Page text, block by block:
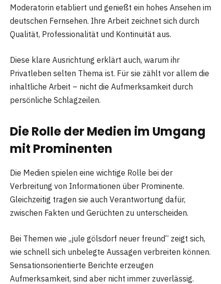
Moderatorin etabliert und genießt ein hohes Ansehen im
deutschen Fernsehen. Ihre Arbeit zeichnet sich durch
Qualität, Professionalität und Kontinuität aus.
Diese klare Ausrichtung erklärt auch, warum ihr
Privatleben selten Thema ist. Für sie zählt vor allem die
inhaltliche Arbeit – nicht die Aufmerksamkeit durch
persönliche Schlagzeilen.
Die Rolle der Medien im Umgang
mit Prominenten
Die Medien spielen eine wichtige Rolle bei der
Verbreitung von Informationen über Prominente.
Gleichzeitig tragen sie auch Verantwortung dafür,
zwischen Fakten und Gerüchten zu unterscheiden.
Bei Themen wie „jule gölsdorf neuer freund“ zeigt sich,
wie schnell sich unbelegte Aussagen verbreiten können.
Sensationsorientierte Berichte erzeugen
Aufmerksamkeit, sind aber nicht immer zuverlässig.